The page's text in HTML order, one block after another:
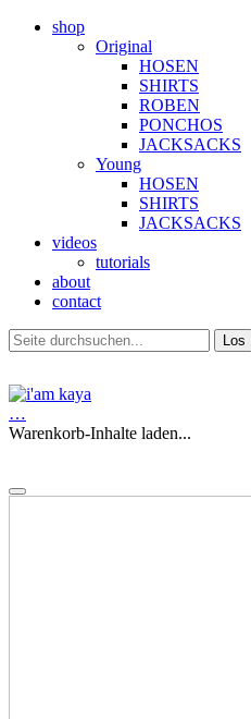
shop
Original
HOSEN
SHIRTS
ROBEN
PONCHOS
JACKSACKS
Young
HOSEN
SHIRTS
JACKSACKS
videos
tutorials
about
contact
…
Warenkorb-Inhalte laden...